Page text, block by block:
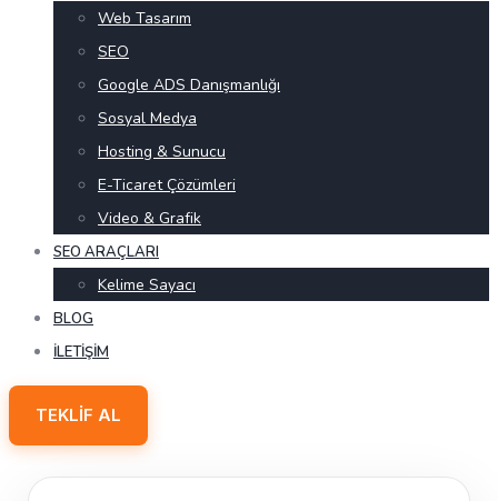
Web Tasarım
SEO
Google ADS Danışmanlığı
Sosyal Medya
Hosting & Sunucu
E-Ticaret Çözümleri
Video & Grafik
SEO ARAÇLARI
Kelime Sayacı
BLOG
İLETIŞIM
TEKLIF AL